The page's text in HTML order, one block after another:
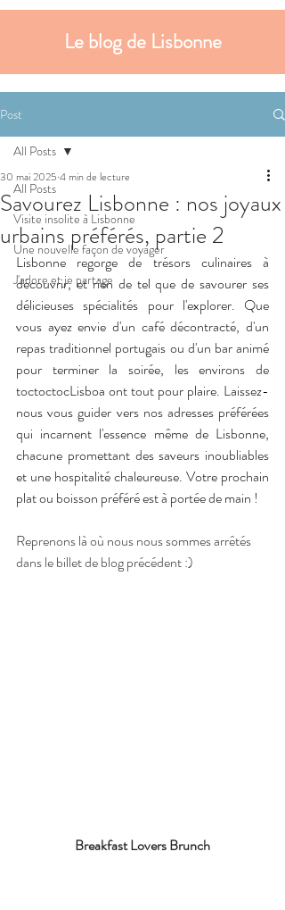
Le blog de Lisbonne
Post
All Posts
Visite insolite à Lisbonne
Une nouvelle façon de voyager
J'adore et je partage
All Posts
Savourez Lisbonne : nos joyaux
urbains préférés, partie 2
30 mai 2025 4 min de lecture
Lisbonne regorge de trésors culinaires à
découvrir, et rien de tel que de savourer ses
délicieuses spécialités pour l'explorer. Que
vous ayez envie d'un café décontracté, d'un
repas traditionnel portugais ou d'un bar animé
pour terminer la soirée, les environs de
toctoctocLisboa ont tout pour plaire. Laissez-
nous vous guider vers nos adresses préférées
qui incarnent l'essence même de Lisbonne,
chacune promettant des saveurs inoubliables
et une hospitalité chaleureuse. Votre prochain
plat ou boisson préféré est à portée de main !
Reprenons là où nous nous sommes arrêtés
dans le billet de blog précédent :)
Breakfast Lovers Brunch